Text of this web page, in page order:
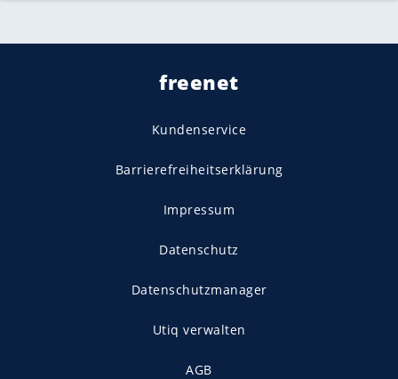
freenet
Kundenservice
Barrierefreiheitserklärung
Impressum
Datenschutz
Datenschutzmanager
Utiq verwalten
AGB